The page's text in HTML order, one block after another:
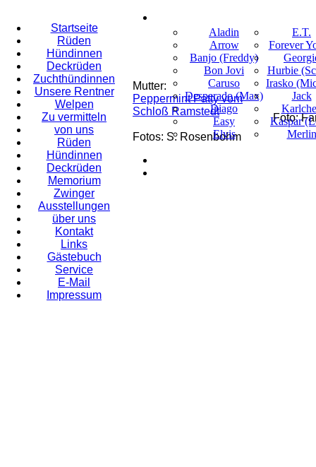
Startseite
Rüden
Hündinnen
Deckrüden
Zuchthündinnen
Unsere Rentner
Welpen
Zu vermitteln
von uns
Rüden
Hündinnen
Deckrüden
Memorium
Zwinger
Ausstellungen
über uns
Kontakt
Links
Gästebuch
Service
E-Mail
Impressum
Aladin
Arrow
Banjo (Freddy)
Bon Jovi
Caruso
Desperado (Max)
Diago
Easy
Elvis
E.T.
Forever
Hurbie
Irasko
Jack
Kaspar
Merlin
Mutter:
Peppermint Patty vom
Schloß Ramstedt
Fotos: S. Rosenbohm
Foto: